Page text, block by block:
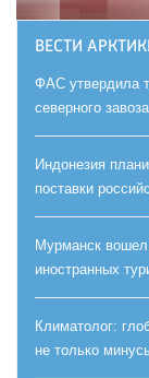
ВЕСТИ
ФАС утвердила
северного
Индонезия
поставки
Мурманск
иностранных
Климатолог:
не только